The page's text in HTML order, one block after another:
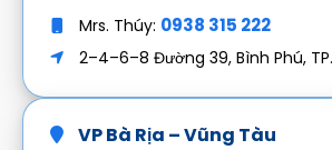
Mrs. Thúy: 0938 315 222
2–4–6–8 Đường 39, Bình Phú,
VP Bà Rịa – Vũng Tàu